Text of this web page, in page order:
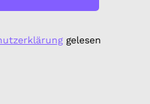
gelesen